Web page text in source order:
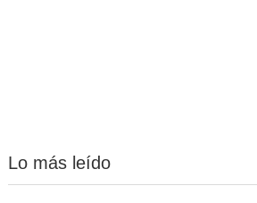
Lo más leído